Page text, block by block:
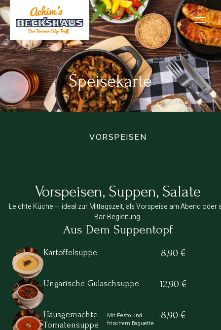
Speisekarte
VORSPEISEN
Vorspeisen, Suppen, Salate
Leichte Küche — ideal zur Mittagszeit, als Vorspeise am Abend oder
Bar-Begleitung.
Aus Dem Suppentopf
Kartoffelsuppe 8,90 €
Ungarische Gulaschsuppe 12,90 €
Hausgemachte
Tomatensuppe
Mit Pesto und
frischem Baguette
8,90 €